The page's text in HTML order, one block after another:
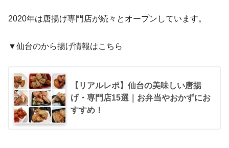
2020年は唐揚げ専門店が続々とオープンしています。
▼仙台のから揚げ情報はこちら
【リアルレポ】仙台の美味しい唐揚
げ・専門店15選｜お弁当やおかずにお
すすめ！